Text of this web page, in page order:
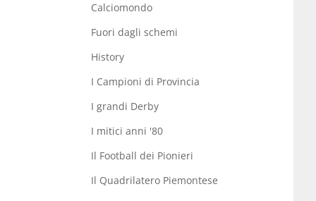
Calciomondo
Fuori dagli schemi
History
I Campioni di Provincia
I grandi Derby
I mitici anni '80
Il Football dei Pionieri
Il Quadrilatero Piemontese